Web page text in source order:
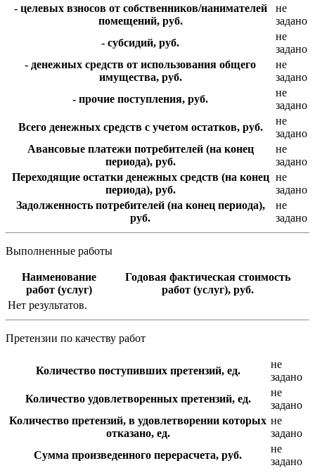
- целевых взносов от собственников/нанимателей
помещений, руб.
не
задано
- субсидий, руб.
не
задано
- денежных средств от использования общего
имущества, руб.
не
задано
- прочие поступления, руб.
не
задано
Всего денежных средств с учетом остатков, руб.
не
задано
Авансовые платежи потребителей (на конец
периода), руб.
не
задано
Переходящие остатки денежных средств (на конец
периода), руб.
не
задано
Задолженность потребителей (на конец периода),
руб.
не
задано
Выполненные работы
Наименование
работ (услуг)
Годовая фактическая стоимость
работ (услуг), руб.
Нет результатов.
Претензии по качеству работ
Количество поступивших претензий, ед.
не
задано
Количество удовлетворенных претензий, ед.
не
задано
Количество претензий, в удовлетворении которых
отказано, ед.
не
задано
Сумма произведенного перерасчета, руб.
не
задано